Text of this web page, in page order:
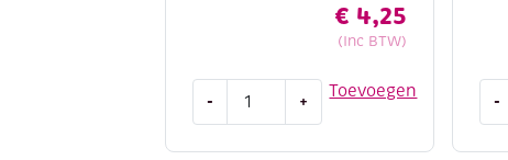
€ 4,25
(Inc BTW)
Toevoegen
-
schelpjes
+ -